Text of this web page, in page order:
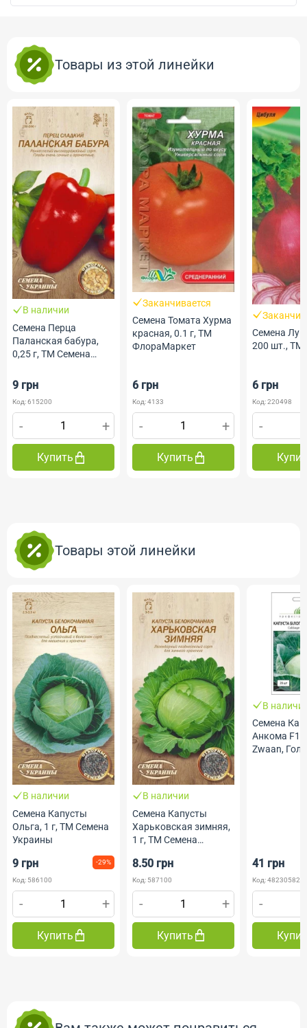
Товары из этой линейки
В наличии
Семена Перца
Паланская бабура,
0,25 г, ТМ Семена
9 грн
Код: 615200
- +
Купить
Заканчивается
Семена Томата Хурма
красная, 0.1 г, ТМ
ФлораМаркет
6 грн
Код: 4133
- +
Купить
Семена
200 шт., ТМ
6 грн
Код: 220498
-
Товары этой линейки
В наличии
Семена Капусты
Ольга, 1 г, ТМ Семена
Украины
9 грн -29%
Код: 586100
- +
Купить
В наличии
Семена Капусты
Харьковская зимняя,
1 г, ТМ Семена
8.50 грн
Код: 587100
- +
Купить
В
Семена
Анкома F1,
Zwaan,
41 грн
Код:
-